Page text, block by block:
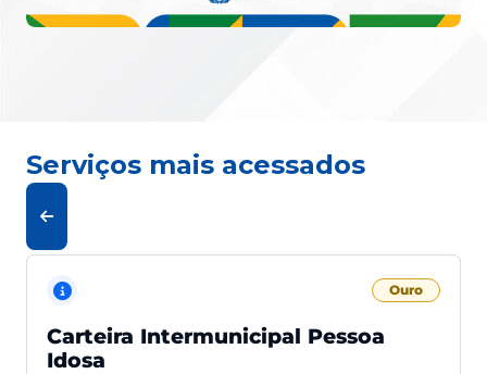
Serviços mais acessados
Ouro
Carteira Intermunicipal Pessoa
Idosa